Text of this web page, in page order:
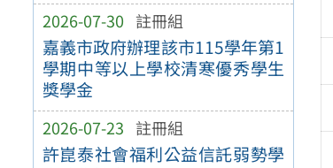
2026-07-30 註冊組
嘉義市政府辦理該市115學年第1
學期中等以上學校清寒優秀學生
獎學金
2026-07-23 註冊組
許崑泰社會福利公益信託弱勢學